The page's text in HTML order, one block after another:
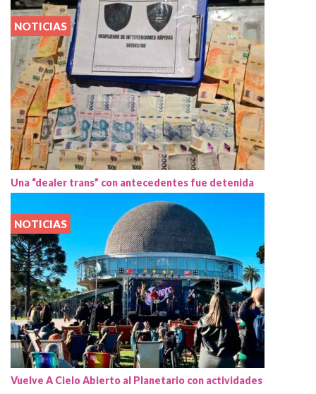
NOTICIAS
Una “dealer trans” con antecedentes fue detenida
NOTICIAS
Vuelve A Cielo Abierto al Planetario con actividades